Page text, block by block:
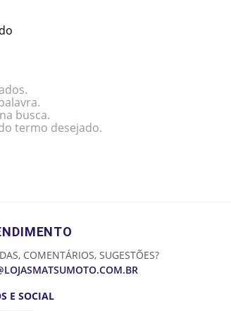
busca.
termo desejado.
COMENTÁRIOS, SUGESTÕES?
E SOCIAL